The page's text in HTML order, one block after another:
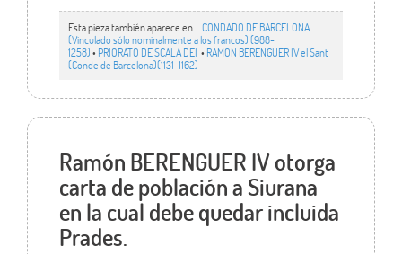
Esta pieza también aparece en ... CONDADO DE BARCELONA
(Vinculado sólo nominalmente a los francos) (988-
1258)• PRIORATO DE SCALA DEI • RAMON BERENGUER IV el Sant
(Conde de Barcelona)(1131-1162)
Ramón BERENGUER IV otorga
carta de población a Siurana
en la cual debe quedar incluida
Prades.